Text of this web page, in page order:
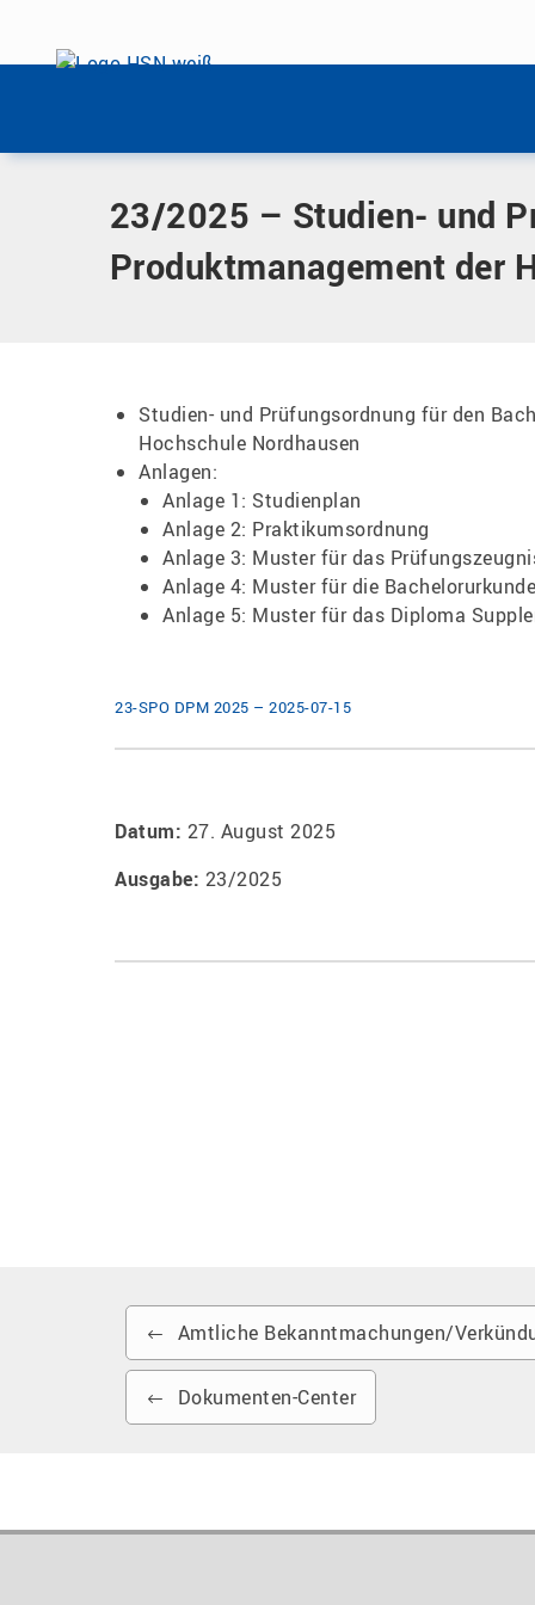
Home|Dokumente|23/2025 – Studien- und
23/2025 – Studien- und
Produktmanagement der
Studien- und Prüfungsordnung für den
Hochschule Nordhausen
Anlagen:
Anlage 1: Studienplan
Anlage 2: Praktikumsordnung
Anlage 3: Muster für das
Anlage 4: Muster für die Bachelorurkunde
Anlage 5: Muster für das Diploma
23-SPO DPM 2025 – 2025-07-15
Datum: 27. August 2025
Ausgabe: 23/2025
Amtliche Bekanntmachungen/
Dokumenten-Center